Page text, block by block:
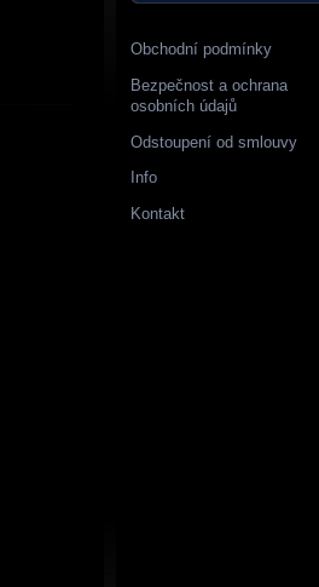
Obchodní podmínky
Bezpečnost a ochrana
osobních údajů
Odstoupení od smlouvy
Info
Kontakt